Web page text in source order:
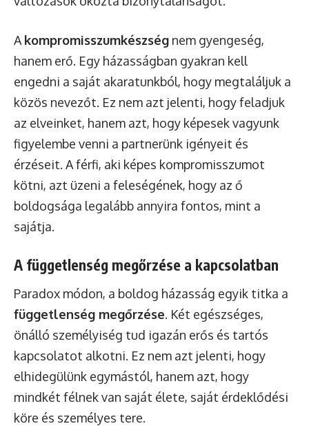
A kompromisszumkészség nem gyengeség,
hanem erő. Egy házasságban gyakran kell
engedni a saját akaratunkból, hogy megtaláljuk a
közös nevezőt. Ez nem azt jelenti, hogy feladjuk
az elveinket, hanem azt, hogy képesek vagyunk
figyelembe venni a partnerünk igényeit és
érzéseit. A férfi, aki képes kompromisszumot
kötni, azt üzeni a feleségének, hogy az ő
boldogsága legalább annyira fontos, mint a
sajátja.
A függetlenség megőrzése a kapcsolatban
Paradox módon, a boldog házasság egyik titka a
függetlenség megőrzése. Két egészséges,
önálló személyiség tud igazán erős és tartós
kapcsolatot alkotni. Ez nem azt jelenti, hogy
elhidegülünk egymástól, hanem azt, hogy
mindkét félnek van saját élete, saját érdeklődési
köre és személyes tere.